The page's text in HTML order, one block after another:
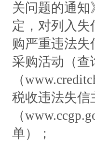
关问题的通知
定，对列入
购严重违法
采购活动（查
（
税收违法失信
（
单）；